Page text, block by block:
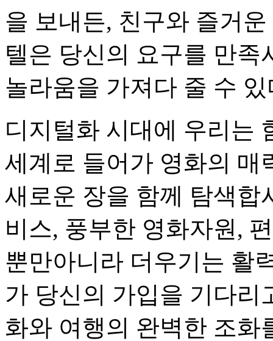
을 보내든, 친구와 즐거
텔은 당신의 요구를 만족
놀라움을 가져다 줄 수 있
디지털화 시대에 우리는
세계로 들어가 영화의 매
새로운 장을 함께 탐색합
비스, 풍부한 영화자원,
뿐만아니라 더우기는 활
가 당신의 가입을 기다리
화와 여행의 완벽한 조화